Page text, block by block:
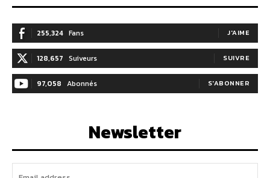
255,324 Fans J'AIME
128,657 Suiveurs SUIVRE
97,058 Abonnés S'ABONNER
Newsletter